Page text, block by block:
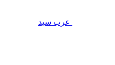
عرب سيد